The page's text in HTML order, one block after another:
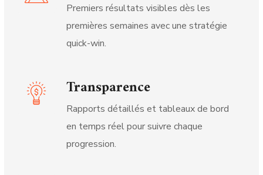
Premiers résultats visibles dès les
premières semaines avec une stratégie
quick-win.
Transparence
Rapports détaillés et tableaux de bord
en temps réel pour suivre chaque
progression.